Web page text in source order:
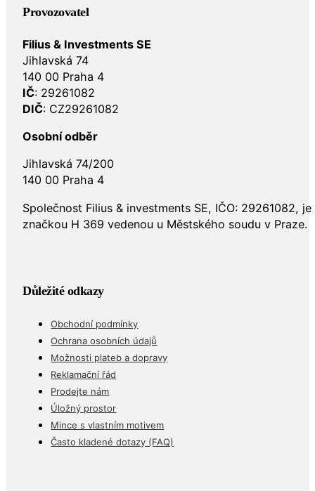
Provozovatel
Filius & Investments SE
Jihlavská 74
140 00 Praha 4
IČ: 29261082
DIČ: CZ29261082
Osobní odběr
Jihlavská 74/200
140 00 Praha 4
Společnost Filius & investments SE, IČO: 29261082,
značkou H 369 vedenou u Městského soudu v Praze.
Důležité odkazy
Obchodní podmínky
Ochrana osobních údajů
Možnosti plateb a dopravy
Reklamační řád
Prodejte nám
Úložný prostor
Mince s vlastním motivem
Často kladené dotazy (FAQ)